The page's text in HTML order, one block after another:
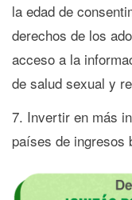
la edad de
derechos de los
acceso a la
de salud sexual y
Invertir en más
países de ingresos